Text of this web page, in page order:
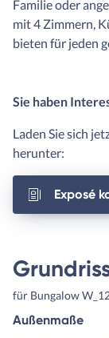
Familie oder
mit 4 Zimmern,
bieten für jeden
Sie haben
Laden Sie sich
herunter:
Exposé
für Bungalow
Außenmaße